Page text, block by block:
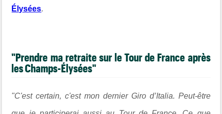
Élysées.
"Prendre ma retraite sur le Tour de France après
les Champs-Élysées"
"C'est certain, c'est mon dernier Giro d’Italia. Peut-être